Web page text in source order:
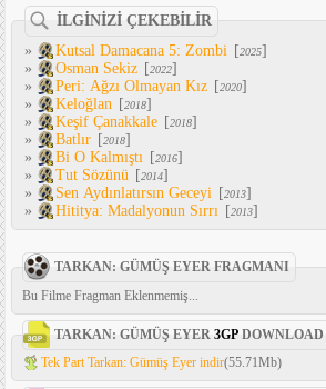
İLGİNİZİ ÇEKEBİLİR
»
Kutsal Damacana 5: Zombi [2025]
»
Osman Sekiz [2022]
»
Peri: Ağzı Olmayan Kız [2020]
»
Keloğlan [2018]
»
Keşif Çanakkale [2018]
»
Batlır [2018]
»
Bi O Kalmıştı [2016]
»
Tut Sözünü [2014]
»
Sen Aydınlatırsın Geceyi [2013]
»
Hititya: Madalyonun Sırrı [2013]
TARKAN: GÜMÜŞ EYER FRAGMANI
Bu Filme Fragman Eklenmemiş...
TARKAN: GÜMÜŞ EYER 3GP DOWNLOAD
Tek Part Tarkan: Gümüş Eyer indir(55.71Mb)